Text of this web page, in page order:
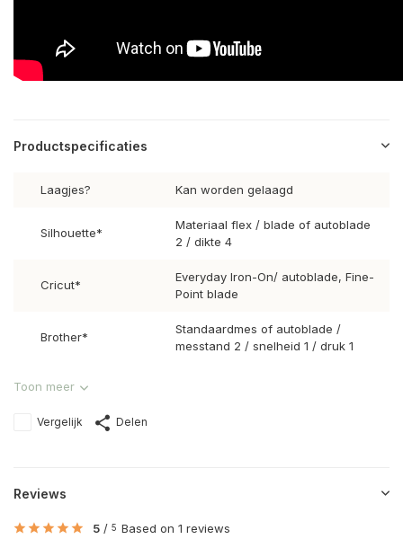
Productspecificaties
Laagjes? Kan worden gelaagd
Silhouette*
Materiaal flex / blade of autoblade
2 / dikte 4
Cricut*
Everyday Iron-On/ autoblade, Fine-
Point blade
Brother*
Standaardmes of autoblade /
messtand 2 / snelheid 1 / druk 1
Toon meer
Vergelijk Delen
Reviews
5 / 5 Based on 1 reviews